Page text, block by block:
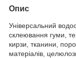
Опис
Універсальний
склеювання гуми,
кирзи, тканини,
матеріалів,